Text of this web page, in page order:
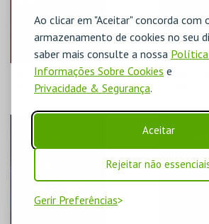
Ao clicar em "Aceitar" concorda com
armazenamento de cookies no seu
saber mais consulte a nossa Política
Informações Sobre Cookies e
Privacidade & Segurança.
Aceitar
Rejeitar não
Gerir Preferências
COMPRAR
AL BANO | 60 ANOS
DE CARREIRA
COLISEU DE LISBOA
COMPRAR
RUBEL |
MAIS